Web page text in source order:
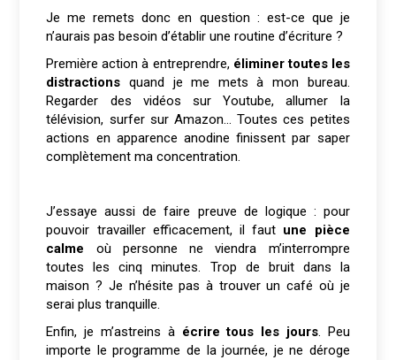
Je me remets donc en question : est-ce que je
n’aurais pas besoin d’établir une routine d’écriture ?
Première action à entreprendre, éliminer toutes les
distractions quand je me mets à mon bureau.
Regarder des vidéos sur Youtube, allumer la
télévision, surfer sur Amazon… Toutes ces petites
actions en apparence anodine finissent par saper
complètement ma concentration.
J’essaye aussi de faire preuve de logique : pour
pouvoir travailler efficacement, il faut une pièce
calme où personne ne viendra m’interrompre
toutes les cinq minutes. Trop de bruit dans la
maison ? Je n’hésite pas à trouver un café où je
serai plus tranquille.
Enfin, je m’astreins à écrire tous les jours. Peu
importe le programme de la journée, je ne déroge